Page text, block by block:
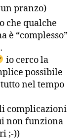
pranzo)
che qualche
è “complesso”
io cerco la
possibile
nel tempo
complicazioni
non funziona
;-))